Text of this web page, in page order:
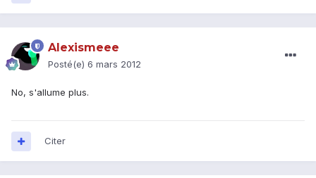
Alexismeee
Posté(e) 6 mars 2012
No, s'allume plus.
Citer